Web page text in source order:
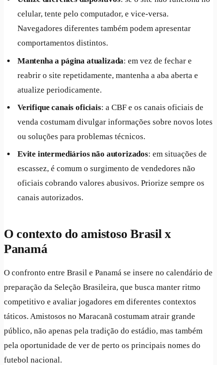
celular, tente pelo computador, e vice-versa.
Navegadores diferentes também podem apresentar
comportamentos distintos.
Mantenha a página atualizada: em vez de fechar e
reabrir o site repetidamente, mantenha a aba aberta e
atualize periodicamente.
Verifique canais oficiais: a CBF e os canais oficiais de
venda costumam divulgar informações sobre novos lotes
ou soluções para problemas técnicos.
Evite intermediários não autorizados: em situações de
escassez, é comum o surgimento de vendedores não
oficiais cobrando valores abusivos. Priorize sempre os
canais autorizados.
O contexto do amistoso Brasil x
Panamá
O confronto entre Brasil e Panamá se insere no calendário de
preparação da Seleção Brasileira, que busca manter ritmo
competitivo e avaliar jogadores em diferentes contextos
táticos. Amistosos no Maracanã costumam atrair grande
público, não apenas pela tradição do estádio, mas também
pela oportunidade de ver de perto os principais nomes do
futebol nacional.